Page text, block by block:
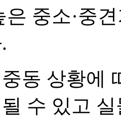
은 중소·중
동 상황에
수 있고